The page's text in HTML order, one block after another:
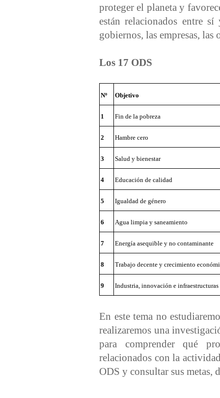
proteger el planeta y
están relacionados entre
gobiernos, las empresas,
Los 17 ODS
Nº Objetivo
1 Fin de la pobreza
2 Hambre cero
3 Salud y bienestar
4 Educación de calidad
5 Igualdad de género
6 Agua limpia y saneamiento
7 Energía asequible y no contaminante
8 Trabajo decente y crecimiento
9 Industria, innovación e infraestructuras
En este tema no
realizaremos una
para comprender qué
relacionados con la
ODS y consultar sus metas,